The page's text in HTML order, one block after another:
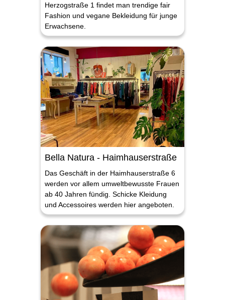
Herzogstraße 1 findet man trendige fair
Fashion und vegane Bekleidung für junge
Erwachsene.
Bella Natura - Haimhauserstraße
Das Geschäft in der Haimhauserstraße 6
werden vor allem umweltbewusste Frauen
ab 40 Jahren fündig. Schicke Kleidung
und Accessoires werden hier angeboten.